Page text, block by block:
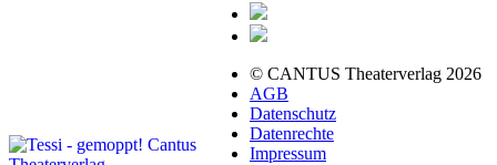
© CANTUS Theaterverlag 2026
AGB
Datenschutz
Datenrechte
Impressum